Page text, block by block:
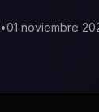
•01 noviembre